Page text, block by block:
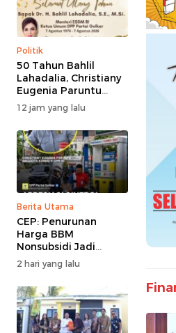
Politik
50 Tahun Bahlil
Lahadalia, Christiany
Eugenia Paruntu
Sampaikan Doa dan
Harapan
12 jam yang lalu
Berita Utama
CEP: Penurunan
Harga BBM
Nonsubsidi Jadi
Stimulus Positif bagi
Dunia Usaha dan
Pertumbuhan
Ekonomi
2 hari yang lalu